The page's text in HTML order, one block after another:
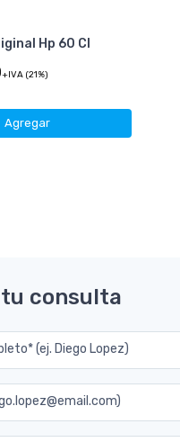
Hp 60 Cl
+IVA (21%)
Agregar
tu consulta
(ej. Diego Lopez)